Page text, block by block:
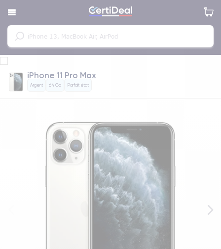
iPhone 11 Pro Max
Argent 64 Go Parfait état